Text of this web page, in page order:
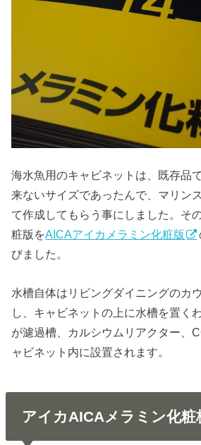
海水魚用のキャビネットは、既存品
来ないサイズであったんで、マリン
て作成してもらう事にしました。そ
粧版をAICAアイカメラミン化粧版
びました。
水槽自体はリビングダイニングのカ
し、キャビネットの上に水槽を置く
が濾過槽、カルシウムリアクター、
ャビネット内に設置されます。
アイカAICAメラミン化粧